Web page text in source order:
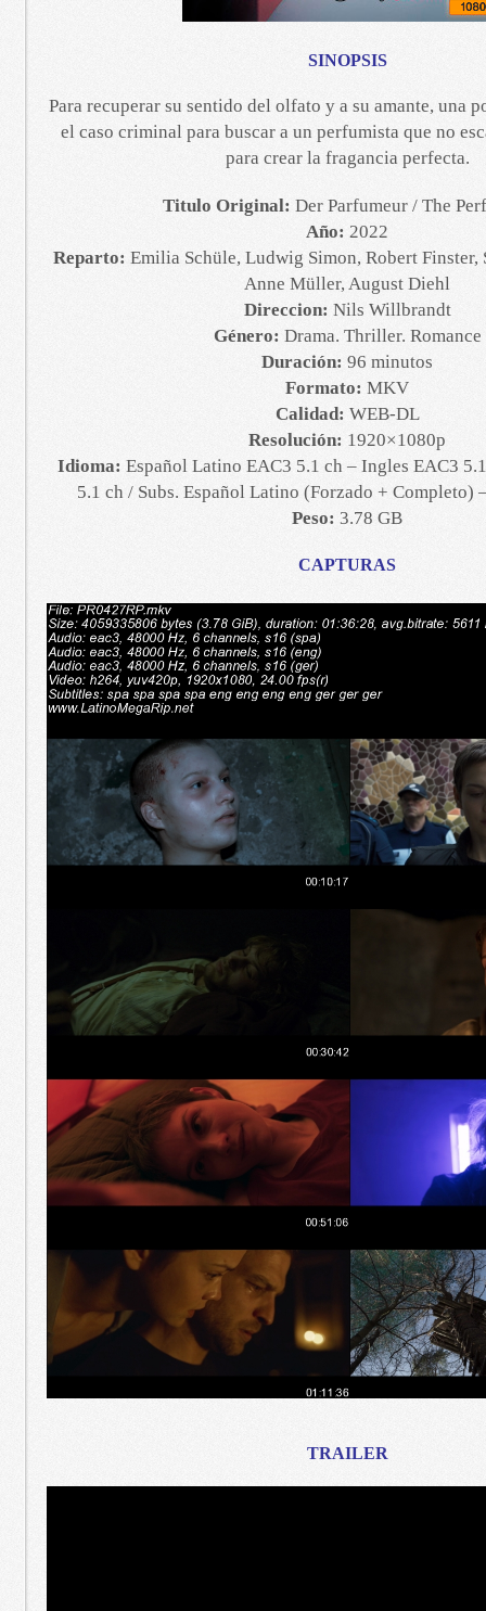
SINOPSIS
Para recuperar su sentido del olfato y a su amante, una
el caso criminal para buscar a un perfumista que no
para crear la fragancia perfecta.
Titulo Original: Der Parfumeur / The
Año: 2022
Reparto: Emilia Schüle, Ludwig Simon, Robert
Anne Müller, August Diehl
Direccion: Nils Willbrandt
Género: Drama. Thriller. Romance
Duración: 96 minutos
Formato: MKV
Calidad: WEB-DL
Resolución: 1920×1080p
Idioma: Español Latino EAC3 5.1 ch – Ingles EAC3
5.1 ch / Subs. Español Latino (Forzado + Completo)
Peso: 3.78 GB
CAPTURAS
TRAILER